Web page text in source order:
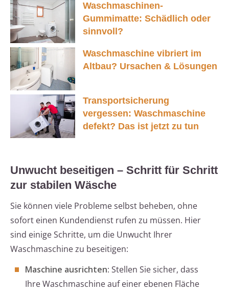
Waschmaschinen-
Gummimatte: Schädlich oder
sinnvoll?
Waschmaschine vibriert im
Altbau? Ursachen & Lösungen
Transportsicherung
vergessen: Waschmaschine
defekt? Das ist jetzt zu tun
Unwucht beseitigen – Schritt für Schritt
zur stabilen Wäsche
Sie können viele Probleme selbst beheben, ohne
sofort einen Kundendienst rufen zu müssen. Hier
sind einige Schritte, um die Unwucht Ihrer
Waschmaschine zu beseitigen:
Maschine ausrichten: Stellen Sie sicher, dass
Ihre Waschmaschine auf einer ebenen Fläche